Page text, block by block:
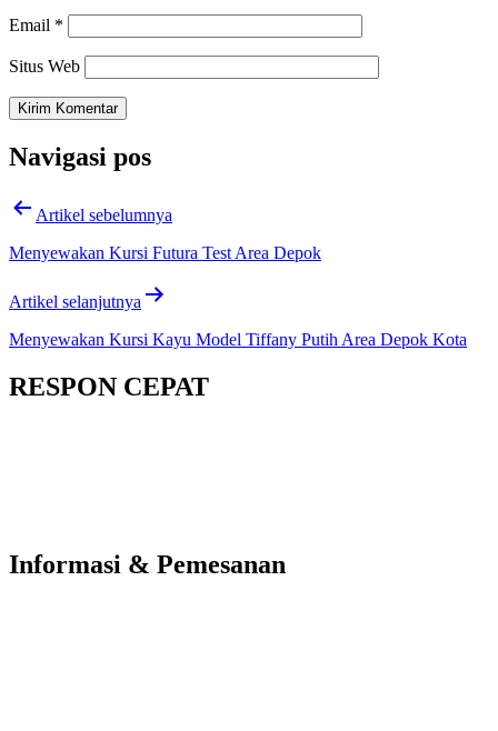
Email *
Situs Web
Navigasi pos
Artikel sebelumnya
Menyewakan Kursi Futura Test Area Depok
Artikel selanjutnya
Menyewakan Kursi Kayu Model Tiffany Putih Area Depok Kota
RESPON CEPAT
Informasi & Pemesanan